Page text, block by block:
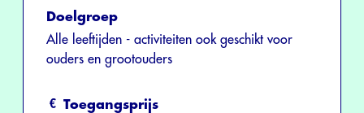
Doelgroep
Alle leeftijden - activiteiten ook geschikt voor
ouders en grootouders
Toegangsprijs